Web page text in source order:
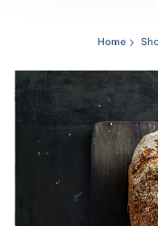
Home